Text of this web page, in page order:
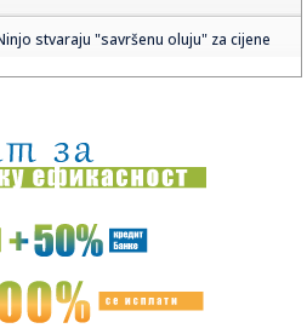
stvaraju "savršenu oluju" za cijene
prvi dostigao 40 stepeni
U HOLANDIJU: Srpski reprezentativac
dvostrukog šampiona sveta